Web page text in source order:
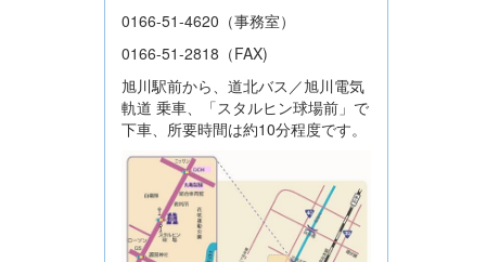
0166-51-4620（事務室）
0166-51-2818（FAX)
旭川駅前から、道北バス／旭川電気
軌道 乗車、「スタルヒン球場前」で
下車、所要時間は約10分程度です。